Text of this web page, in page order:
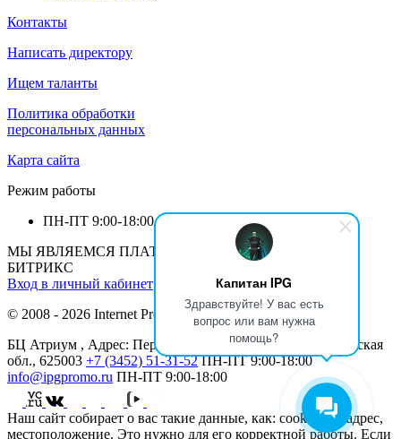
Капитан IPG
Здравствуйте! У вас есть
вопрос или вам нужна
помощь?
Контакты
Написать директору
Ищем таланты
Политика обработки
персональных данных
Карта сайта
Режим работы
ПН-ПТ 9:00-18:00
МЫ ЯВЛЯЕМСЯ ПЛАТИНОВЫМ ПАРТНЕРОМ 1С-
БИТРИКС
Вход в личный кабинет
© 2008 - 2026 Internet Production Group (
БЦ Атриум , Адрес: Перекопская ул., 19, Тюмень, Тюменская
обл., 625003 +7 (3452) 51-31-52 ПН-ПТ 9:00-18:00
info@ipgpromo.ru ПН-ПТ 9:00-18:00
Наш сайт собирает о вас такие данные, как: cookies, IP-адрес,
местоположение. Это нужно для его корректной работы. Если